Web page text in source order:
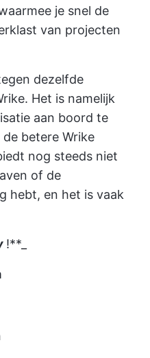
je snel de
van projecten
dezelfde
Het is namelijk
aan boord te
betere Wrike
nog steeds niet
of de
hebt, en het is vaak
!**_